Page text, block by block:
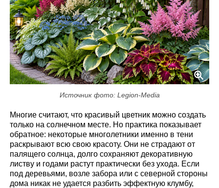
Источник фото: Legion-Media
Многие считают, что красивый цветник можно создать
только на солнечном месте. Но практика показывает
обратное: некоторые многолетники именно в тени
раскрывают всю свою красоту. Они не страдают от
палящего солнца, долго сохраняют декоративную
листву и годами растут практически без ухода. Если
под деревьями, возле забора или с северной стороны
дома никак не удается разбить эффектную клумбу,